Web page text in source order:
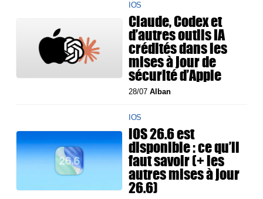
IOS
Claude, Codex et
d’autres outils IA
crédités dans les
mises à jour de
sécurité d’Apple
28/07Alban
IOS
iOS 26.6 est
disponible : ce qu’il
faut savoir (+ les
autres mises à jour
26.6)